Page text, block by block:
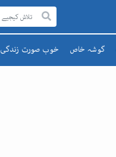
گوشہ خاص خوب صورت زندگی